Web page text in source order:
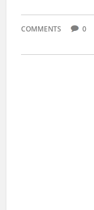
COMMENTS 0